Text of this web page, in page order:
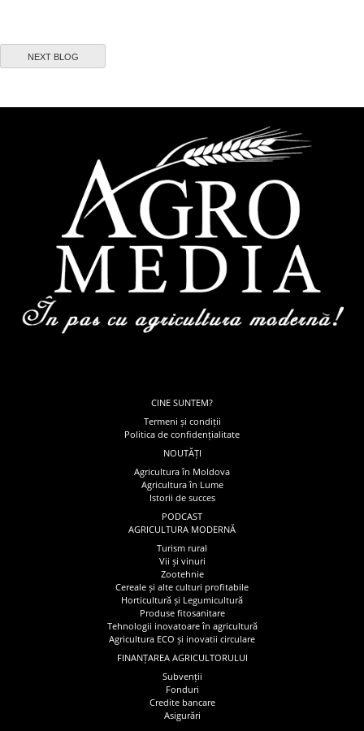
NEXT BLOG
CINE SUNTEM?
Termeni și condiții
Politica de confidențialitate
NOUTĂȚI
Agricultura în Moldova
Agricultura în Lume
Istorii de succes
PODCAST
AGRICULTURA MODERNĂ
Turism rural
Vii și vinuri
Zootehnie
Cereale și alte culturi profitabile
Horticultură și Legumicultură
Produse fitosanitare
Tehnologii inovatoare în agricultură
Agricultura ECO și inovatii circulare
FINANȚAREA AGRICULTORULUI
Subvenții
Fonduri
Credite bancare
Asigurări